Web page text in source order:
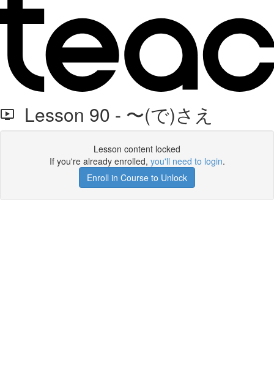
Lesson 90 - 〜(で)さえ
Lesson content locked
If you're already enrolled, you'll need to login.
Enroll in Course to Unlock